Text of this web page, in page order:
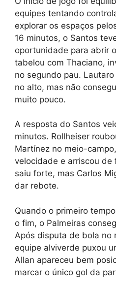
equipes tentando
explorar os espaços
16 minutos, o Santos
oportunidade para abrir
tabelou com Thaciano,
no segundo pau.
no alto, mas não
muito pouco.
A resposta do Santos
minutos. Rollheiser
Martínez no meio-
velocidade e arriscou de
saiu forte, mas Carlos
dar rebote.
Quando o primeiro
o fim, o Palmeiras
Após disputa de bola no
equipe alviverde puxou
Allan apareceu bem
marcar o único gol da